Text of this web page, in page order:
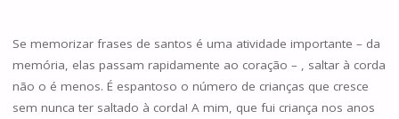
Se memorizar frases de santos é uma atividade importante – da
memória, elas passam rapidamente ao coração – , saltar à corda
não o é menos. É espantoso o número de crianças que cresce
sem nunca ter saltado à corda! A mim, que fui criança nos anos